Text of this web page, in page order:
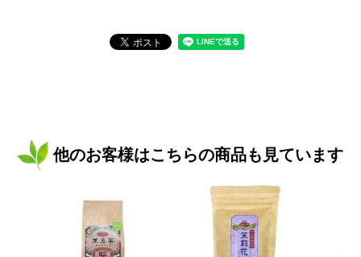
他のお客様はこちらの商品も見ています